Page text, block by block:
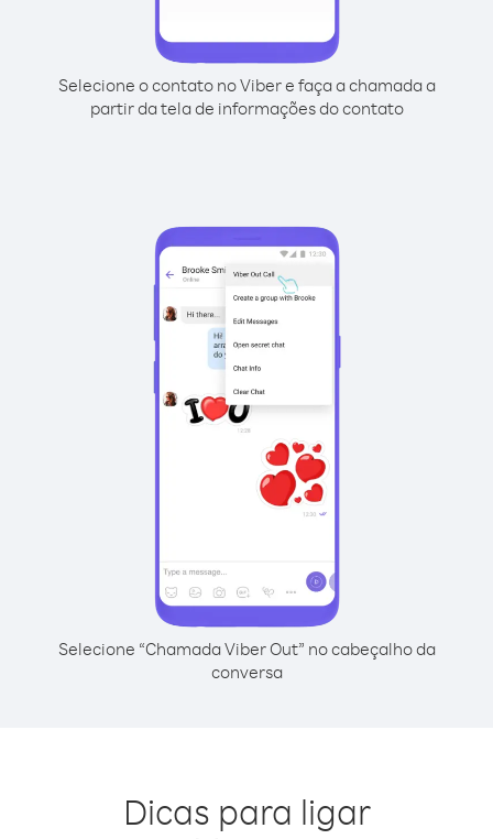
Selecione o contato no Viber e faça a chamada a
partir da tela de informações do contato
Selecione “Chamada Viber Out” no cabeçalho da
conversa
Dicas para ligar